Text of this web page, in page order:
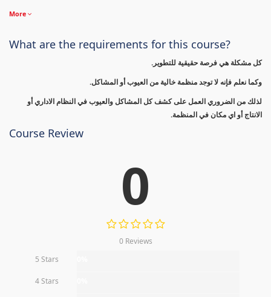
More
What are the requirements for this course?
كل مشكلة هي فرصة حقيقية للتطوير.
وكما نعلم فإنه لا توجد منظمة خالية من العيوب أو المشاكل.
لذلك من الضروري العمل على كشف كل المشاكل والعيوب في النظام الاداري أو
الانتاج أو اي مكان في المنظمة.
Course Review
0
0 Reviews
5 Stars
4 Stars